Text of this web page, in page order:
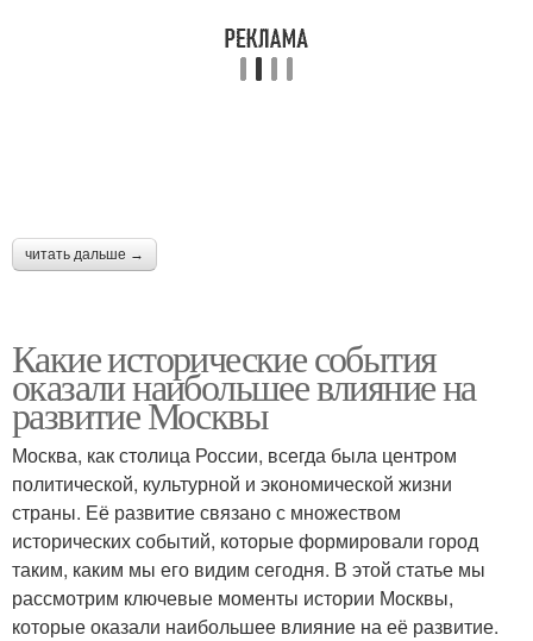
читать дальше →
Какие исторические события
оказали наибольшее влияние на
развитие Москвы
Москва, как столица России, всегда была центром
политической, культурной и экономической жизни
страны. Её развитие связано с множеством
исторических событий, которые формировали город
таким, каким мы его видим сегодня. В этой статье мы
рассмотрим ключевые моменты истории Москвы,
которые оказали наибольшее влияние на её развитие.